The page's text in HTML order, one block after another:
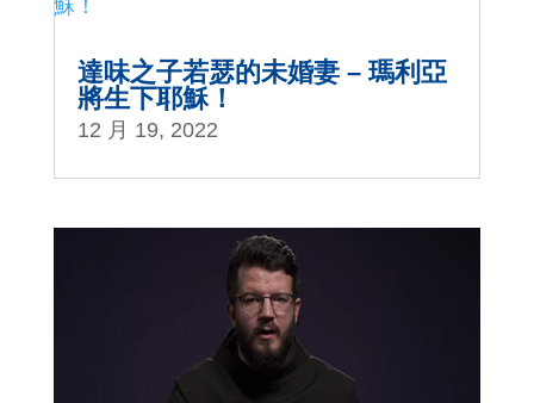
達味之子若瑟的未婚妻 – 瑪利亞
將生下耶穌！
12 月 19, 2022